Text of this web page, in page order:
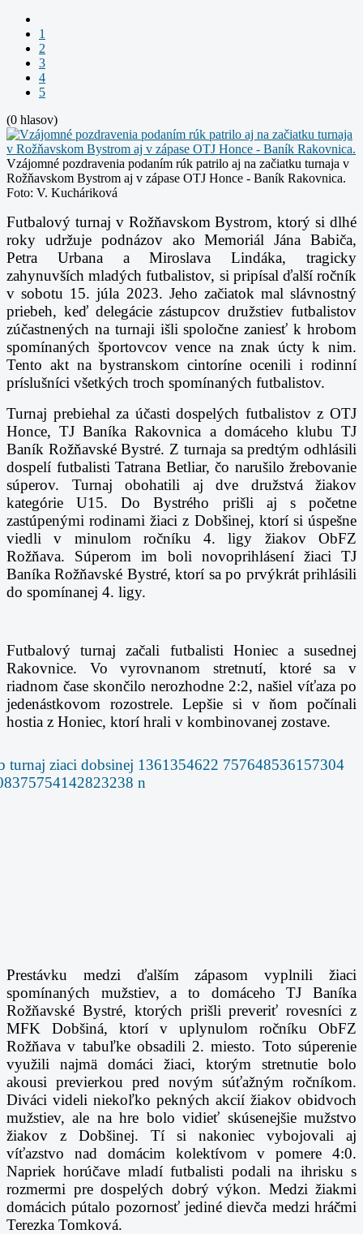
1
2
3
4
5
(0 hlasov)
Vzájomné pozdravenia podaním rúk patrilo aj na začiatku turnaja v
Rožňavskom Bystrom aj v zápase OTJ Honce - Baník Rakovnica.
Foto: V. Kucháriková
Futbalový turnaj v Rožňavskom Bystrom, ktorý si dlhé
roky udržuje podnázov ako Memoriál Jána Babiča,
Petra Urbana a Miroslava Lindáka, tragicky
zahynuvších mladých futbalistov, si pripísal ďalší ročník
v sobotu 15. júla 2023. Jeho začiatok mal slávnostný
priebeh, keď delegácie zástupcov družstiev futbalistov
zúčastnených na turnaji išli spoločne zaniesť k hrobom
spomínaných športovcov vence na znak úcty k nim.
Tento akt na bystranskom cintoríne ocenili i rodinní
príslušníci všetkých troch spomínaných futbalistov.
Turnaj prebiehal za účasti dospelých futbalistov z OTJ
Honce, TJ Baníka Rakovnica a domáceho klubu TJ
Baník Rožňavské Bystré. Z turnaja sa predtým odhlásili
dospelí futbalisti Tatrana Betliar, čo narušilo žrebovanie
súperov. Turnaj obohatili aj dve družstvá žiakov
kategórie U15. Do Bystrého prišli aj s početne
zastúpenými rodinami žiaci z Dobšinej, ktorí si úspešne
viedli v minulom ročníku 4. ligy žiakov ObFZ
Rožňava. Súperom im boli novoprihlásení žiaci TJ
Baníka Rožňavské Bystré, ktorí sa po prvýkrát prihlásili
do spomínanej 4. ligy.
Futbalový turnaj začali futbalisti Honiec a susednej
Rakovnice. Vo vyrovnanom stretnutí, ktoré sa v
riadnom čase skončilo nerozhodne 2:2, našiel víťaza po
jedenástkovom rozostrele. Lepšie si v ňom počínali
hostia z Honiec, ktorí hrali v kombinovanej zostave.
Prestávku medzi ďalším zápasom vyplnili žiaci
spomínaných mužstiev, a to domáceho TJ Baníka
Rožňavské Bystré, ktorých prišli preveriť rovesníci z
MFK Dobšiná, ktorí v uplynulom ročníku ObFZ
Rožňava v tabuľke obsadili 2. miesto. Toto súperenie
využili najmä domáci žiaci, ktorým stretnutie bolo
akousi previerkou pred novým súťažným ročníkom.
Diváci videli niekoľko pekných akcií žiakov obidvoch
mužstiev, ale na hre bolo vidieť skúsenejšie mužstvo
žiakov z Dobšinej. Tí si nakoniec vybojovali aj
víťazstvo nad domácim kolektívom v pomere 4:0.
Napriek horúčave mladí futbalisti podali na ihrisku s
rozmermi pre dospelých dobrý výkon. Medzi žiakmi
domácich pútalo pozornosť jediné dievča medzi hráčmi
Terezka Tomková.